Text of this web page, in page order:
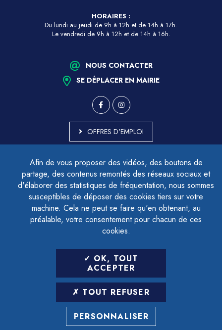
Afin de vous proposer des vidéos, des boutons de
partage, des contenus remontés des réseaux sociaux et
d'élaborer des statistiques de fréquentation, nous sommes
susceptibles de déposer des cookies tiers sur votre
machine. Cela ne peut se faire qu'en obtenant, au
préalable, votre consentement pour chacun de ces
cookies.
OK, TOUT
ACCEPTER
TOUT REFUSER
PERSONNALISER
HORAIRES :
Du lundi au jeudi de 9h à 12h et de 14h à 17h.
Le vendredi de 9h à 12h et de 14h à 16h.
NOUS CONTACTER
SE DÉPLACER EN MAIRIE
OFFRES D'EMPLOI
ACCESSIBILITÉ - PARTIELLEMENT CONFORME
PLAN DU SITE
MENTIONS LÉGALES
CONTACTER LE DÉLÉGUÉ À LA PROTECTION DES DONNÉES
GESTION DES COOKIES
LETTRE D'INFORMATION
SAISIR VOTRE ADRESSE E-MAIL
POUR VOUS INSCRIRE :
ARCHIVES DÉSINSCRIPTION